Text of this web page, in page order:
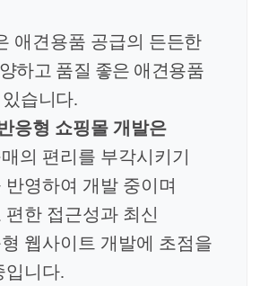
애견용품 공급의 든든한
하고 품질 좋은 애견용품
습니다.
응형 쇼핑몰 개발은
의 편리를 부각시키기
반영하여 개발 중이며
편한 접근성과 최신
웹사이트 개발에 초점을
입니다.